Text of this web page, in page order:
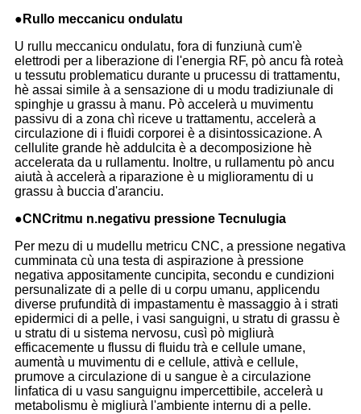
● Rullo meccanicu ondulatu
U rullu meccanicu ondulatu, fora di funziunà cum'è
elettrodi per a liberazione di l'energia RF, pò ancu fà roteà
u tessutu problematicu durante u prucessu di trattamentu,
hè assai simile à a sensazione di u modu tradiziunale di
spinghje u grassu à manu. Pò accelerà u muvimentu
passivu di a zona chì riceve u trattamentu, accelerà a
circulazione di i fluidi corporei è a disintossicazione. A
cellulite grande hè addulcita è a decomposizione hè
accelerata da u rullamentu. Inoltre, u rullamentu pò ancu
aiutà à accelerà a riparazione è u miglioramentu di u
grassu à buccia d'aranciu.
●CNCritmu n.negativu pressione Tecnulugia
Per mezu di u mudellu metricu CNC, a pressione negativa
cumminata cù una testa di aspirazione à pressione
negativa appositamente cuncipita, secondu e cundizioni
persunalizate di a pelle di u corpu umanu, applicendu
diverse prufundità di impastamentu è massaggio à i strati
epidermici di a pelle, i vasi sanguigni, u stratu di grassu è
u stratu di u sistema nervosu, cusì pò migliurà
efficacemente u flussu di fluidu trà e cellule umane,
aumentà u muvimentu di e cellule, attivà e cellule,
prumove a circulazione di u sangue è a circulazione
linfatica di u vasu sanguignu impercettibile, accelerà u
metabolismu è migliurà l'ambiente internu di a pelle.